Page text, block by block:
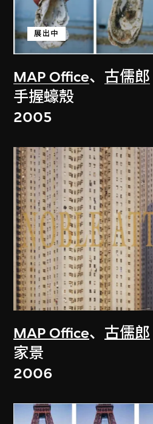
MAP Office、 古儒郎
展出中
手握蠔殼
2005
MAP Office、 古儒郎
家景
2006